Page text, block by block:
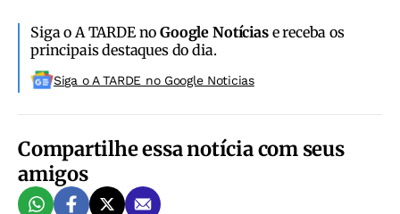
Siga o A TARDE noGoogle Notíciase receba os
principais destaques do dia.
Siga o A TARDE no Google Noticias
Compartilhe essa notícia com seus
amigos